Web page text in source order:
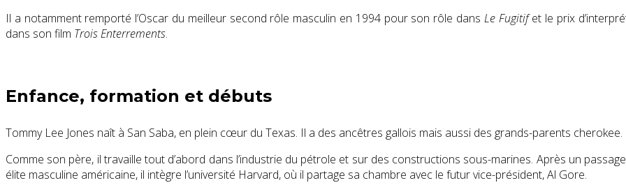
Il a notamment remporté l’Oscar du meilleur second rôle masculin en 1994 pour son rôle dans Le Fugitifet le prix
dans son film Trois Enterrements.
Enfance, formation et débuts
Tommy Lee Jones naît à San Saba, en plein cœur du Texas. Il a des ancêtres gallois mais aussi des grands-parents cherokee.
Comme son père, il travaille tout d’abord dans l’industrie du pétrole et sur des constructions sous-marines. Après un
élite masculine américaine, il intègre l’université Harvard, où il partage sa chambre avec le futur vice-président, Al Gore.